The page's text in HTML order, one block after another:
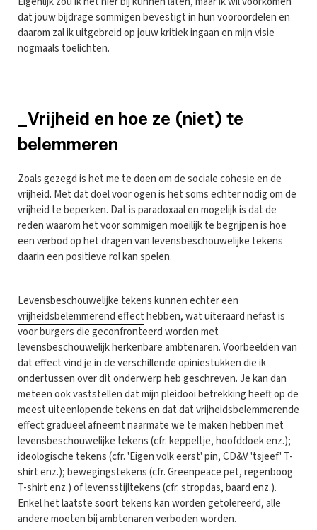
dat jouw bijdrage sommigen bevestigt in hun vooroordelen en
daarom zal ik uitgebreid op jouw kritiek ingaan en mijn visie
nogmaals toelichten.
_Vrijheid en hoe ze (niet) te
belemmeren
Zoals gezegd is het me te doen om de sociale cohesie en de
vrijheid. Met dat doel voor ogen is het soms echter nodig om de
vrijheid te beperken. Dat is paradoxaal en mogelijk is dat de
reden waarom het voor sommigen moeilijk te begrijpen is hoe
een verbod op het dragen van levensbeschouwelijke tekens
daarin een positieve rol kan spelen.
Levensbeschouwelijke tekens kunnen echter een
vrijheidsbelemmerend effecthebben, wat uiteraard nefast is
voor burgers die geconfronteerd worden met
levensbeschouwelijk herkenbare ambtenaren. Voorbeelden van
dat effect vind je in de verschillende opiniestukken die ik
ondertussen over dit onderwerp heb geschreven. Je kan dan
meteen ook vaststellen dat mijn pleidooi betrekking heeft op de
meest uiteenlopende tekens en dat dat vrijheidsbelemmerende
effect gradueel afneemt naarmate we te maken hebben met
levensbeschouwelijke tekens (cfr. keppeltje, hoofddoek enz.);
ideologische tekens (cfr. 'Eigen volk eerst' pin, CD&V 'tsjeef' T-
shirt enz.); bewegingstekens (cfr. Greenpeace pet, regenboog
T-shirt enz.) of levensstijltekens (cfr. stropdas, baard enz.).
Enkel het laatste soort tekens kan worden getolereerd, alle
andere moeten bij ambtenaren verboden worden.